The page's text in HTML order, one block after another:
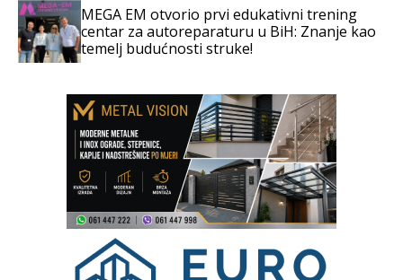
MEGA EM otvorio prvi edukativni trening
centar za autoreparaturu u BiH: Znanje kao
temelj budućnosti struke!